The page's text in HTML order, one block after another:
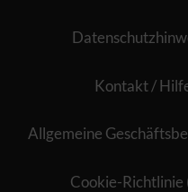
Kontakt /
Allgemeine
Cookie-Richtlinie